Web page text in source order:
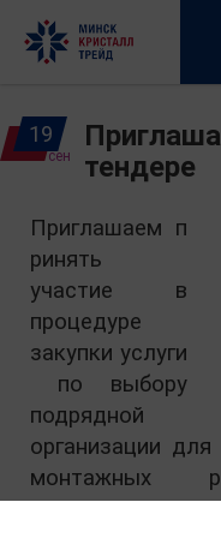
19
сен
тендере
Приглашаем п
ринять
участие в
процедуре
закупки услуги
по выбору
подрядной
организации
монтажных